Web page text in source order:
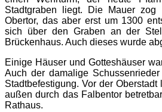
Stadtgraben liegt. Die Mauer
Obertor, das aber erst um 1300
sich über den Graben an der
Brückenhaus. Auch dieses wurde
Einige Häuser und Gotteshäuser
Auch der damalige
Stadtbefestigung. Vor der
außen durch das Falbentor
Rathaus.